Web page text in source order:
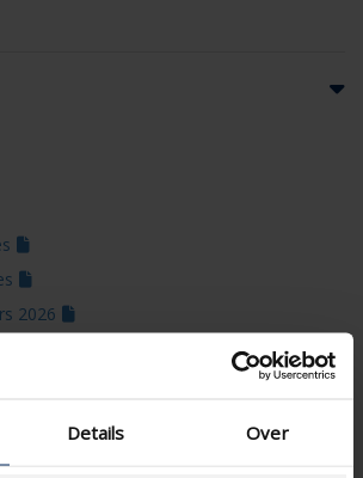
Details Over
2026